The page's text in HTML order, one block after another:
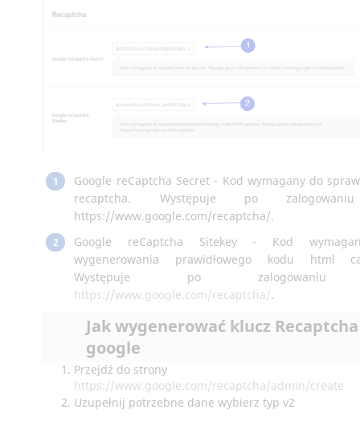
1
Google reCaptcha Secret - Kod wymagany do
recaptcha. Występuje po
https://www.google.com/recaptcha/.
2
Google reCaptcha Sitekey - Kod
wygenerowania prawidłowego kodu html
Występuje po
https://www.google.com/recaptcha/.
Jak wygenerować klucz Recaptcha
google
Przejdź do strony
https://www.google.com/recaptcha/admin/create
Uzupełnij potrzebne dane wybierz typ v2